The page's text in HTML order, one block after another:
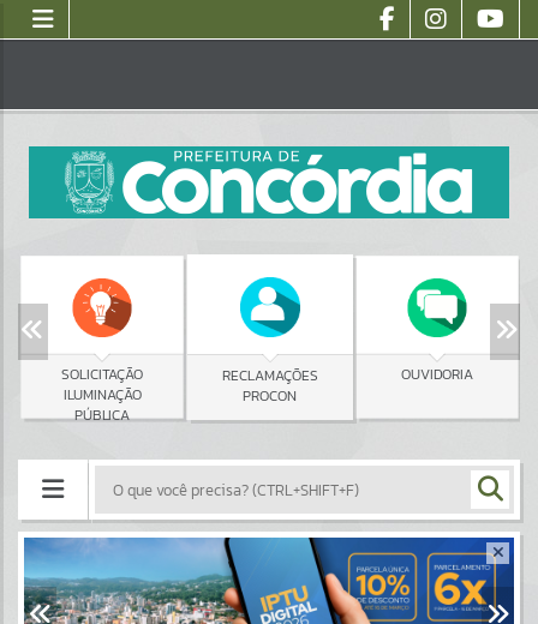
SOLICITAÇÃO
ILUMINAÇÃO
PÚBLICA
RECLAMAÇÕES
PROCON
OUVIDORIA